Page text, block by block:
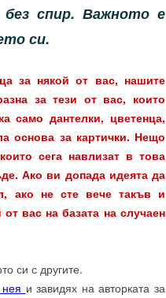
спир. Важното е
си.
за някой от вас, нашите
за тези от вас, които
само дантелки, цветенца,
основа за картички. Нещо
сега навлизат в това
Ако ви допада идеята да
ако не сте вече такъв и
вас на базата на случаен
си с другите.
и завидях на авторката за